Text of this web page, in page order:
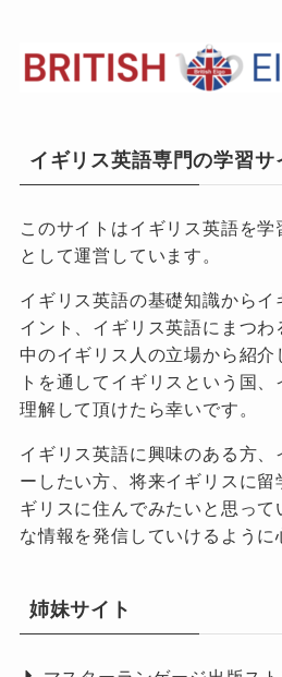
イギリス英語専門の学習サ
このサイトはイギリス英語を学
として運営しています。
イギリス英語の基礎知識から
イント、イギリス英語にまつ
中のイギリス人の立場から紹介
トを通してイギリスという国
理解して頂けたら幸いです。
イギリス英語に興味のある方、
ーしたい方、将来イギリスに留
ギリスに住んでみたいと思って
な情報を発信していけるように
姉妹サイト